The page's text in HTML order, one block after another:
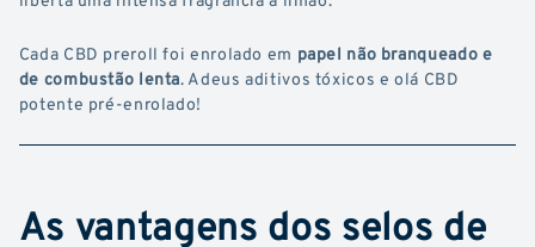
Cada CBD preroll foi enrolado em papel não branqueado e
de combustão lenta. Adeus aditivos tóxicos e olá CBD
potente pré-enrolado!
As vantagens dos selos de